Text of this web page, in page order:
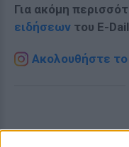
Για ακόμη
ειδήσεων του E-
Ακολουθήστε